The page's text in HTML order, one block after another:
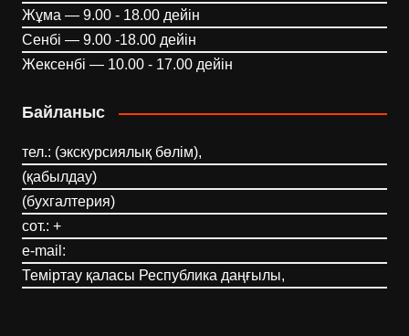
Жұма — 9.00 - 18.00 дейін
Сенбі — 9.00 -18.00 дейін
Жексенбі — 10.00 - 17.00 дейін
Байланыс
тел.: (экскурсиялық бөлім),
(қабылдау)
(бухгалтерия)
сот.: +
e-mail:
Теміртау қаласы Республика даңғылы,